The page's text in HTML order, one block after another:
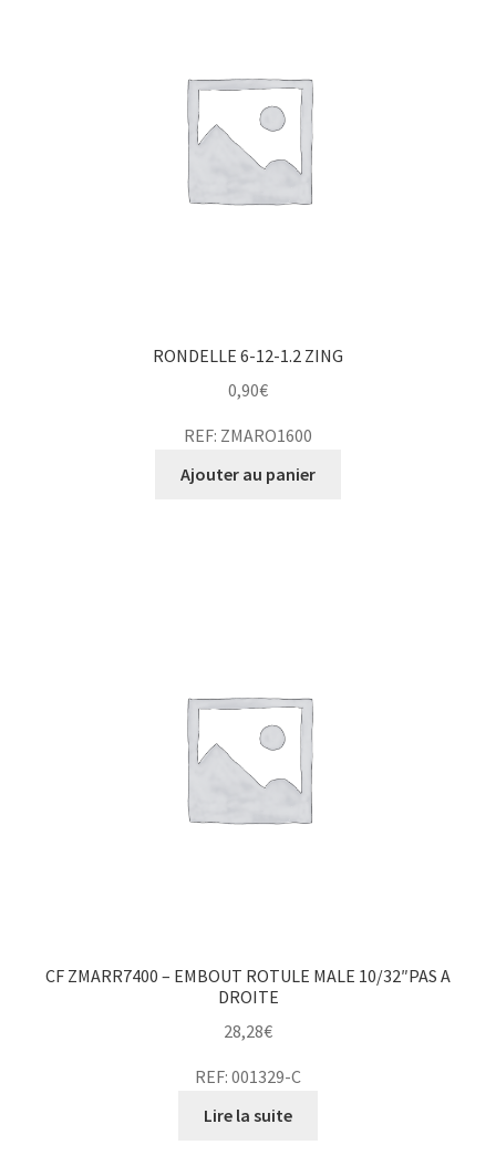
RONDELLE 6-12-1.2 ZING
0,90€
REF: ZMARO1600
Ajouter au panier
CF ZMARR7400 – EMBOUT ROTULE MALE 10/32″PAS A
DROITE
28,28€
REF: 001329-C
Lire la suite